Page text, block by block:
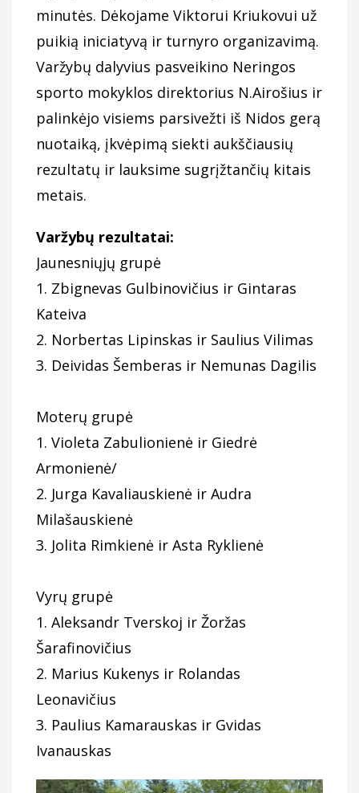
minutės. Dėkojame Viktorui Kriukovui už
puikią iniciatyvą ir turnyro organizavimą.
Varžybų dalyvius pasveikino Neringos
sporto mokyklos direktorius N.Airošius ir
palinkėjo visiems parsivežti iš Nidos gerą
nuotaiką, įkvėpimą siekti aukščiausių
rezultatų ir lauksime sugrįžtančių kitais
metais.
Varžybų rezultatai:
Jaunesniųjų grupė
1. Zbignevas Gulbinovičius ir Gintaras
Kateiva
2. Norbertas Lipinskas ir Saulius Vilimas
3. Deividas Šemberas ir Nemunas Dagilis
Moterų grupė
1. Violeta Zabulionienė ir Giedrė
Armonienė/
2. Jurga Kavaliauskienė ir Audra
Milašauskienė
3. Jolita Rimkienė ir Asta Ryklienė
Vyrų grupė
1. Aleksandr Tverskoj ir Žoržas
Šarafinovičius
2. Marius Kukenys ir Rolandas
Leonavičius
3. Paulius Kamarauskas ir Gvidas
Ivanauskas